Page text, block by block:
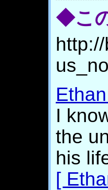
◆こ
I
the
his
[